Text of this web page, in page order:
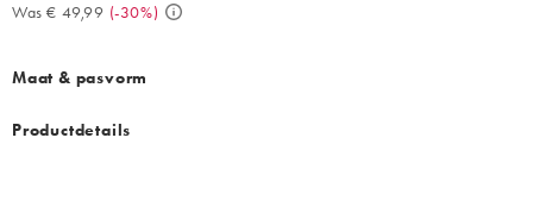
Was € 49,99 (-30%)
Maat & pasvorm
Productdetails